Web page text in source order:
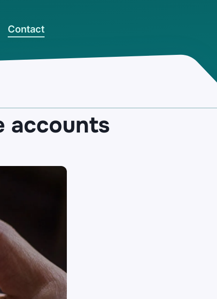
Contact
accounts